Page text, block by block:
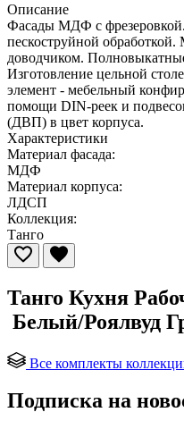
Описание
Фасады МДФ с фрезеровкой.
пескоструйной
доводчиком.
Изготовление цельной
элемент - мебельный
помощи DIN-реек и
(ДВП) в цвет корпуса.
Характеристики
Материал фасада:
МДФ
Материал корпуса:
ЛДСП
Коллекция:
Танго
Танго Кухня
Белый/Роялвуд
Все комплекты
Подписка на